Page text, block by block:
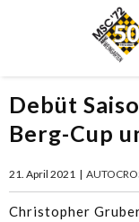
Debüt
Berg-Cup
21. April 2021 |
Christopher